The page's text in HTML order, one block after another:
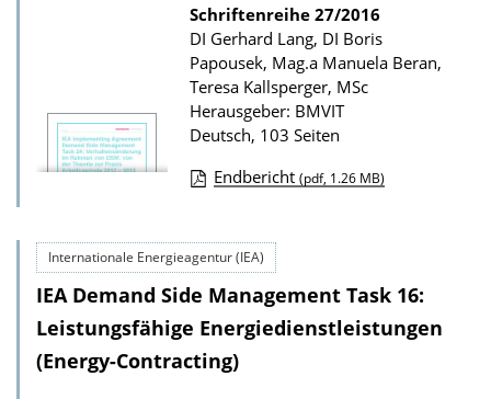
n
z
u
r
P
u
b
k
a
t
i
Schriftenreihe 27/2016
DI Gerhard Lang, DI Boris
Papousek, Mag.a Manuela Beran,
Teresa Kallsperger, MSc
Herausgeber: BMVIT
Deutsch, 103 Seiten
w
n
l
o
Endbericht (pdf, 1.26 MB)
Internationale Energieagentur (IEA)
IEA Demand Side Management Task 16:
Leistungsfähige Energiedienstleistungen
(Energy-Contracting)